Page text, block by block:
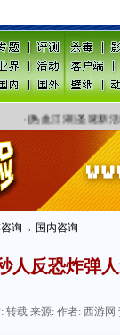
[热血江湖]圣诞新活
询→ 国内咨询
人反恐炸弹
转载 来源: 作者: 西游网